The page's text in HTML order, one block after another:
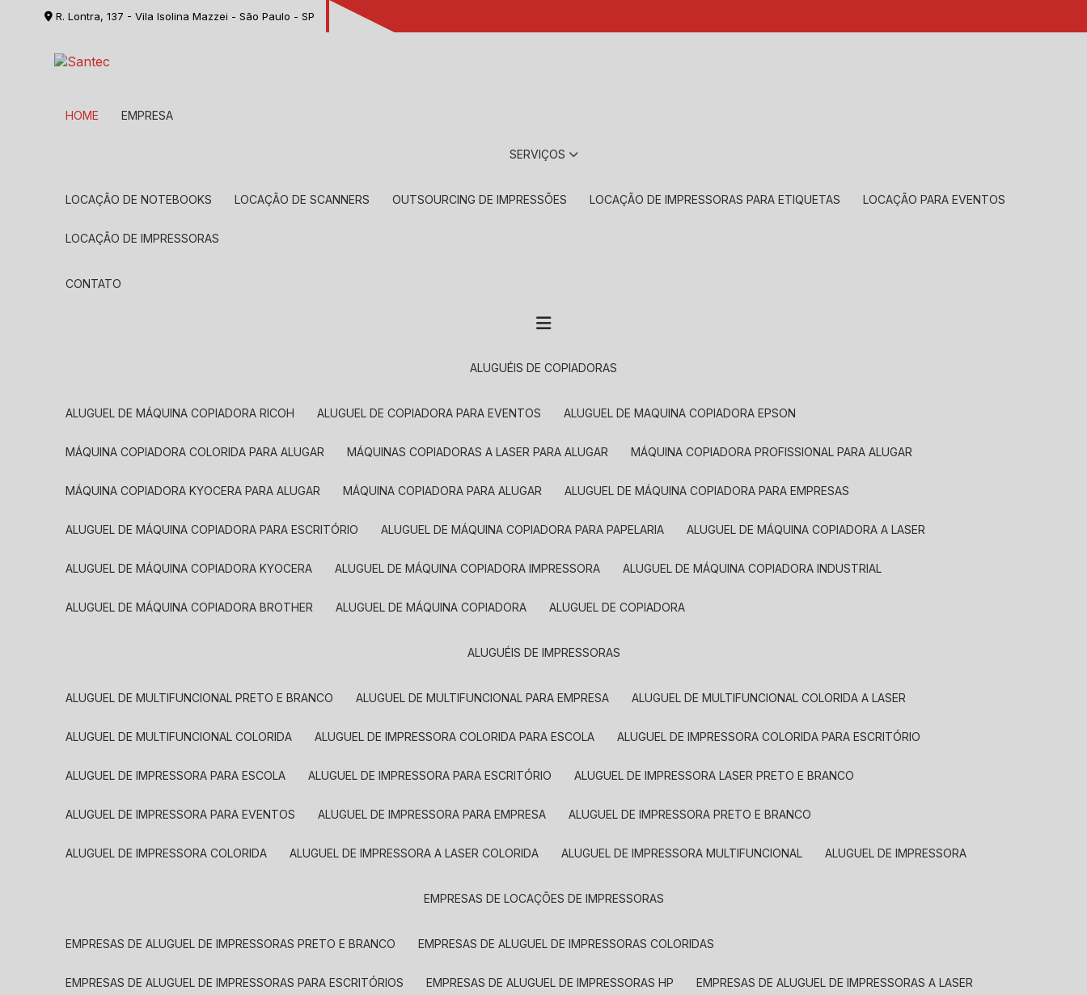
R. Lontra, 137 - Vila Isolina Mazzei - São Paulo - SP
HOME EMPRESA
SERVIÇOS
LOCAÇÃO DE NOTEBOOKS LOCAÇÃO DE SCANNERS OUTSOURCING DE IMPRESSÕES LOCAÇÃO DE IMPRESSORAS PARA ETIQUETAS LOCAÇÃO PARA EVENTOS
LOCAÇÃO DE IMPRESSORAS
CONTATO
ALUGUÉIS DE COPIADORAS
ALUGUEL DE MÁQUINA COPIADORA RICOH ALUGUEL DE COPIADORA PARA EVENTOS ALUGUEL DE MAQUINA COPIADORA EPSON
MÁQUINA COPIADORA COLORIDA PARA ALUGAR MÁQUINAS COPIADORAS A LASER PARA ALUGAR MÁQUINA COPIADORA PROFISSIONAL PARA ALUGAR
MÁQUINA COPIADORA KYOCERA PARA ALUGAR MÁQUINA COPIADORA PARA ALUGAR ALUGUEL DE MÁQUINA COPIADORA PARA EMPRESAS
ALUGUEL DE MÁQUINA COPIADORA PARA ESCRITÓRIO ALUGUEL DE MÁQUINA COPIADORA PARA PAPELARIA ALUGUEL DE MÁQUINA COPIADORA A LASER
ALUGUEL DE MÁQUINA COPIADORA KYOCERA ALUGUEL DE MÁQUINA COPIADORA IMPRESSORA ALUGUEL DE MÁQUINA COPIADORA INDUSTRIAL
ALUGUEL DE MÁQUINA COPIADORA BROTHER ALUGUEL DE MÁQUINA COPIADORA ALUGUEL DE COPIADORA
ALUGUÉIS DE IMPRESSORAS
ALUGUEL DE MULTIFUNCIONAL PRETO E BRANCO ALUGUEL DE MULTIFUNCIONAL PARA EMPRESA ALUGUEL DE MULTIFUNCIONAL COLORIDA A LASER
ALUGUEL DE MULTIFUNCIONAL COLORIDA ALUGUEL DE IMPRESSORA COLORIDA PARA ESCOLA ALUGUEL DE IMPRESSORA COLORIDA PARA ESCRITÓRIO
ALUGUEL DE IMPRESSORA PARA ESCOLA ALUGUEL DE IMPRESSORA PARA ESCRITÓRIO ALUGUEL DE IMPRESSORA LASER PRETO E BRANCO
ALUGUEL DE IMPRESSORA PARA EVENTOS ALUGUEL DE IMPRESSORA PARA EMPRESA ALUGUEL DE IMPRESSORA PRETO E BRANCO
ALUGUEL DE IMPRESSORA COLORIDA ALUGUEL DE IMPRESSORA A LASER COLORIDA ALUGUEL DE IMPRESSORA MULTIFUNCIONAL ALUGUEL DE IMPRESSORA
EMPRESAS DE LOCAÇÕES DE IMPRESSORAS
EMPRESAS DE ALUGUEL DE IMPRESSORAS PRETO E BRANCO EMPRESAS DE ALUGUEL DE IMPRESSORAS COLORIDAS
EMPRESAS DE ALUGUEL DE IMPRESSORAS PARA ESCRITÓRIOS EMPRESAS DE ALUGUEL DE IMPRESSORAS HP EMPRESAS DE ALUGUEL DE IMPRESSORAS A LASER